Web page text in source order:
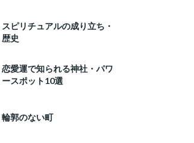
スピリチュアルの成り立ち・
歴史
恋愛運で知られる神社・パワ
ースポット10選
輪郭のない町